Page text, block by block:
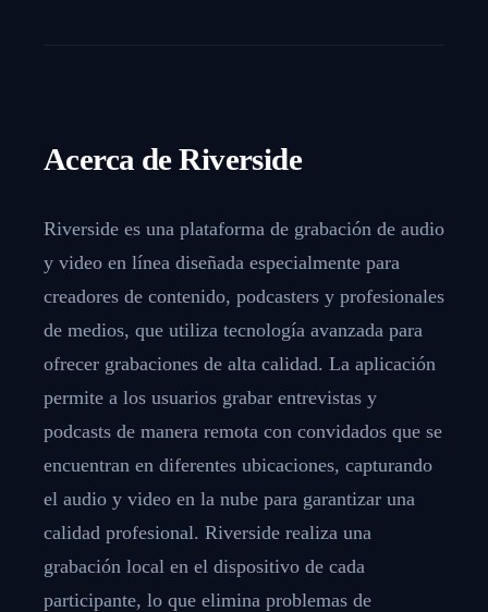
Acerca de Riverside
Riverside es una plataforma de grabación de audio
y video en línea diseñada especialmente para
creadores de contenido, podcasters y profesionales
de medios, que utiliza tecnología avanzada para
ofrecer grabaciones de alta calidad. La aplicación
permite a los usuarios grabar entrevistas y
podcasts de manera remota con convidados que se
encuentran en diferentes ubicaciones, capturando
el audio y video en la nube para garantizar una
calidad profesional. Riverside realiza una
grabación local en el dispositivo de cada
participante, lo que elimina problemas de